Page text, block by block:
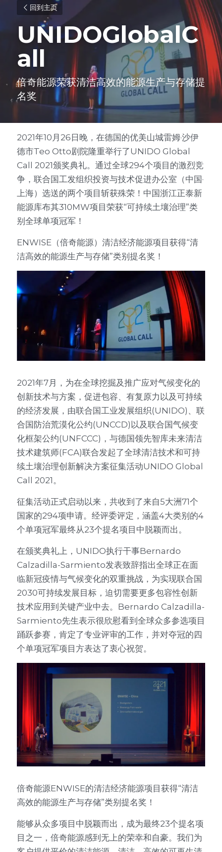
回到主页
UNIDOGlobalC
all
倍奇能源荣获清洁高效的能源生产与存储提
名奖
2021年10月26日晚，在德国的优美山城雷姆·沙伊
德市Teo Otto剧院隆重举行了UNIDO Global
Call 2021颁奖典礼。通过全球294个项目的激烈竞
争，联合国工发组织投资与技术促进办公室（中国·
上海）选送的两个项目斩获殊荣！中国浙江正泰新
能源库布其310MW项目荣获“可持续土壤治理”类
别全球单项冠军！
ENWISE（倍奇能源）清洁经济能源项目获得“清
洁高效的能源生产与存储”类别提名奖！
2021年7月，为在全球挖掘及推广应对气候变化的
创新技术与方案，促进包容、有复原力以及可持续
的经济发展，由联合国工业发展组织(UNIDO)、联
合国防治荒漠化公约(UNCCD)以及联合国气候变
化框架公约(UNFCCC)，与德国领先智库未来清洁
技术建筑师(FCA)联合发起了全球清洁技术和可持
续土壤治理创新解决方案征集活动UNIDO Global
Call 2021。
征集活动正式启动以来，共收到了来自5大洲71个
国家的294项申请。经评委评定，涵盖4大类别的4
个单项冠军最终从23个提名项目中脱颖而出。
在颁奖典礼上，UNIDO执行干事Bernardo
Calzadilla-Sarmiento发表致辞指出全球正在面
临新冠疫情与气候变化的双重挑战，为实现联合国
2030可持续发展目标，迫切需要更多包容性创新
技术应用到关键产业中去。Bernardo Calzadilla-
Sarmiento先生表示很欣慰看到全球众多参选项目
踊跃参赛，肯定了专业评审的工作，并对夺冠的四
个单项冠军项目方表达了衷心祝贺。
倍奇能源ENWISE的清洁经济能源项目获得“清洁
高效的能源生产与存储”类别提名奖！
能够从众多项目中脱颖而出，成为最终23个提名项
目之一，倍奇能源感到无上的荣幸和自豪。我们为